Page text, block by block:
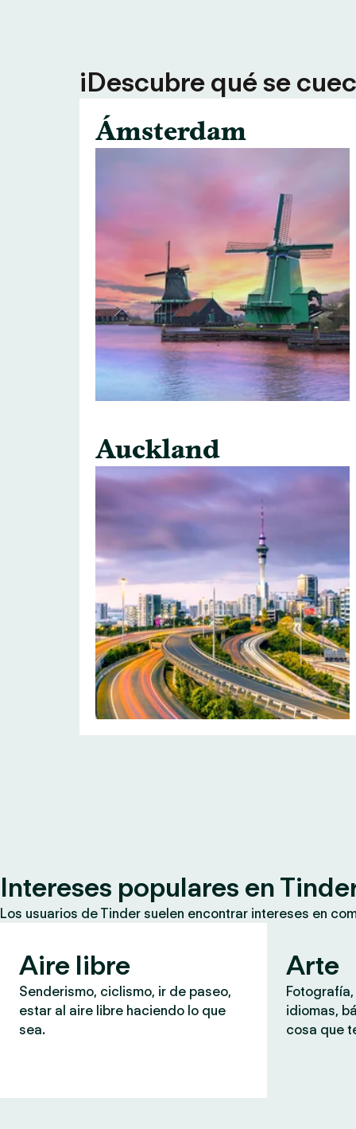
¡Descubre qué se
Ámsterdam
Auckland
Intereses populares en
Los usuarios de Tinder suelen encontrar intereses en
Aire libre
Senderismo, ciclismo, ir de paseo,
estar al aire libre haciendo lo que
sea.
Arte
idiomas,
cosa que